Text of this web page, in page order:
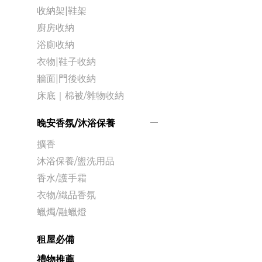
收納架|鞋架
廚房收納
浴廁收納
衣物|鞋子收納
牆面|門後收納
床底｜棉被/雜物收納
晚安香氛/沐浴保養
擴香
沐浴保養/盥洗用品
香水/護手霜
衣物/織品香氛
蠟燭/融蠟燈
租屋必備
禮物推薦